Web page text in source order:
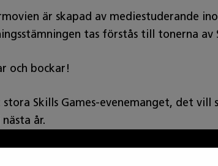
är skapad av mediestuderande
tas förstås till tonerna av
och bockar!
Skills Games-evenemanget, det
år.